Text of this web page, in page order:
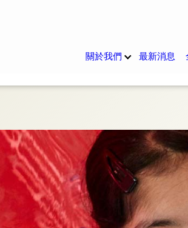
關於我們 最新消息